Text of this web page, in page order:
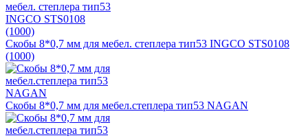
Скобы 8*0,7 мм для мебел. степлера тип53 INGCO STS0108
(1000)
Скобы 8*0,7 мм для мебел.степлера тип53 NAGAN